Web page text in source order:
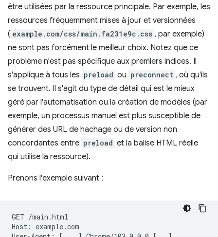
être utilisées par la ressource principale. Par exemple, les
ressources fréquemment mises à jour et versionnées
( example.com/css/main.fa231e9c.css , par exemple)
ne sont pas forcément le meilleur choix. Notez que ce
problème n'est pas spécifique aux premiers indices. Il
s'applique à tous les preload ou preconnect , où qu'ils
se trouvent. Il s'agit du type de détail qui est le mieux
géré par l'automatisation ou la création de modèles (par
exemple, un processus manuel est plus susceptible de
générer des URL de hachage ou de version non
concordantes entre preload et la balise HTML réelle
qui utilise la ressource).
Prenons l'exemple suivant :
GET /main.html
Host:
example.com